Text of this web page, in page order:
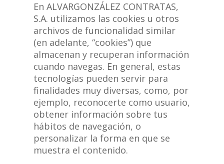
En ALVARGONZÁLEZ CONTRATAS,
S.A. utilizamos las cookies u otros
archivos de funcionalidad similar
(en adelante, “cookies”) que
almacenan y recuperan información
cuando navegas. En general, estas
tecnologías pueden servir para
finalidades muy diversas, como, por
ejemplo, reconocerte como usuario,
obtener información sobre tus
hábitos de navegación, o
personalizar la forma en que se
muestra el contenido.